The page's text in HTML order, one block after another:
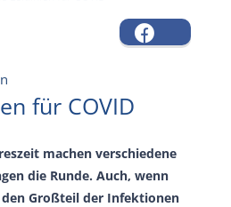
für COVID
machen verschiedene
die Runde. Auch, wenn
Großteil der Infektionen